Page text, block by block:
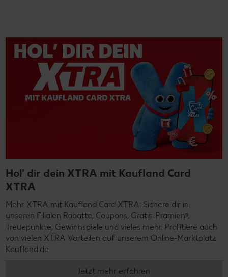
Hol' dir dein XTRA mit Kaufland Card
XTRA
Mehr XTRA mit Kaufland Card XTRA: Sichere dir in
unseren Filialen Rabatte, Coupons, Gratis-Prämienᵖ,
Treuepunkte, Gewinnspiele und vieles mehr. Profitiere auch
von vielen XTRA Vorteilen auf unserem Online-Marktplatz
Kaufland.de
Jetzt mehr erfahren